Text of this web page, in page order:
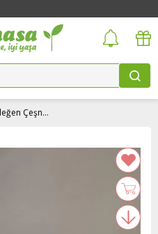
Fesleğen Çeşnili Naturel Zeytinyağı (175 ml) Roda Farm